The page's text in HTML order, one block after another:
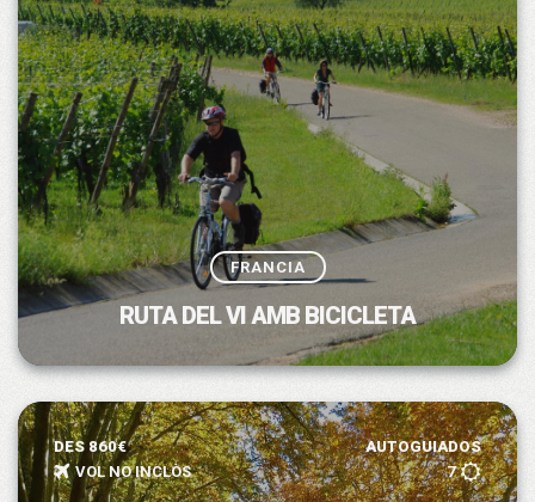
FRANCIA
RUTA DEL VI AMB BICICLETA
DES 860€
AUTOGUIADOS
VOL NO INCLÒS
7